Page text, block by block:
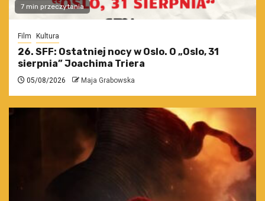
7 min przeczytania
Film Kultura
26. SFF: Ostatniej nocy w Oslo. O „Oslo, 31
sierpnia” Joachima Triera
05/08/2026 Maja Grabowska